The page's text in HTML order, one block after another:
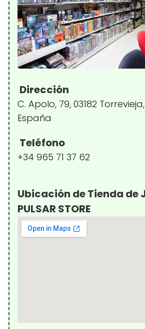
Dirección
C. Apolo, 79, 03182
España
Teléfono
+34 965 71 37 62
Ubicación de Tienda de
PULSAR STORE